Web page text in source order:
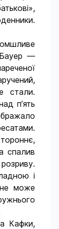
Бауер —
стали.
п’ять
спалив
і
може
Кафки,